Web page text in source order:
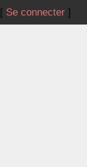
[ Se connecter]